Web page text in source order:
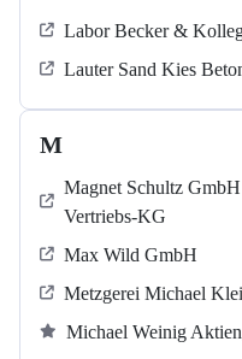
Labor Becker &
Lauter Sand Kies
M
Magnet Schultz
Vertriebs-KG
Max Wild GmbH
Metzgerei Michael
Michael Weinig